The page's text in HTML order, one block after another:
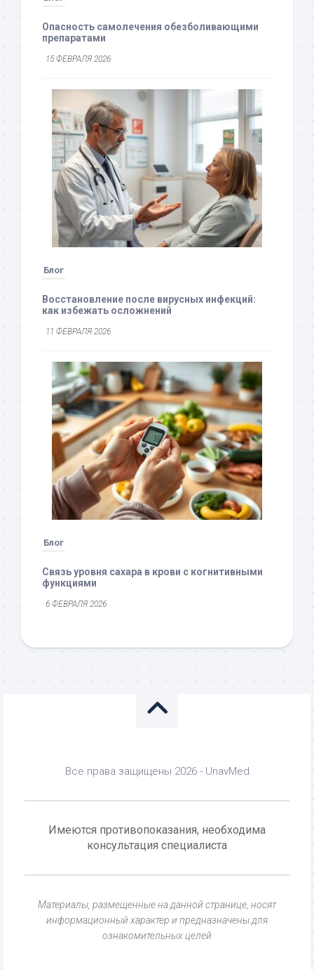
Опасность самолечения обезболивающими
препаратами
15 ФЕВРАЛЯ 2026
Блог
Восстановление после вирусных инфекций:
как избежать осложнений
11 ФЕВРАЛЯ 2026
Блог
Связь уровня сахара в крови с когнитивными
функциями
6 ФЕВРАЛЯ 2026
Все права защищены 2026 - UnavMed
Имеются противопоказания, необходима
консультация специалиста
Материалы, размещенные на данной странице, носят
информационный характер и предназначены для
ознакомительных целей